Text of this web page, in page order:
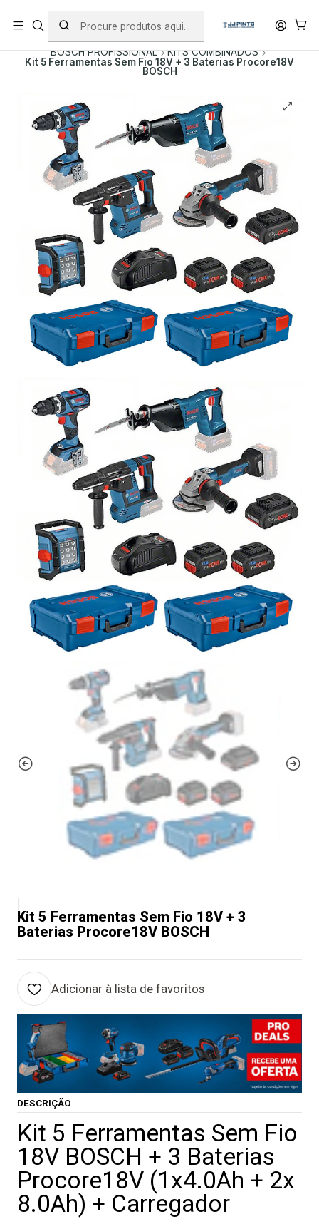
PORTES INCLUÍDOS EM ENCOMENDAS +75€ (excepto ilhas)
Início PRODUTOS
FERRAMENTAS SEM FIO
BOSCH PROFISSIONAL
KITS COMBINADOS
Kit 5 Ferramentas Sem Fio 18V + 3 Baterias Procore18V
BOSCH
Kit 5 Ferramentas Sem Fio 18V + 3
Baterias Procore18V BOSCH
Adicionar à lista de favoritos
DESCRIÇÃO
Kit 5 Ferramentas Sem Fio
18V BOSCH + 3 Baterias
Procore18V (1x4.0Ah + 2x
8.0Ah) + Carregador